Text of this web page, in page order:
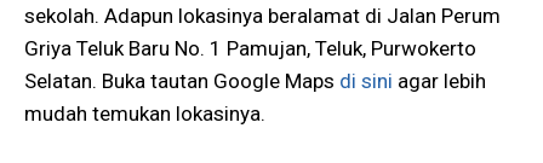
sekolah. Adapun lokasinya beralamat di Jalan Perum
Griya Teluk Baru No. 1 Pamujan, Teluk, Purwokerto
Selatan. Buka tautan Google Maps di sini agar lebih
mudah temukan lokasinya.